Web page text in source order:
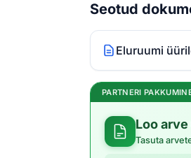
Seotud
Eluruumi
PARTNERI
Loo
Tasuta